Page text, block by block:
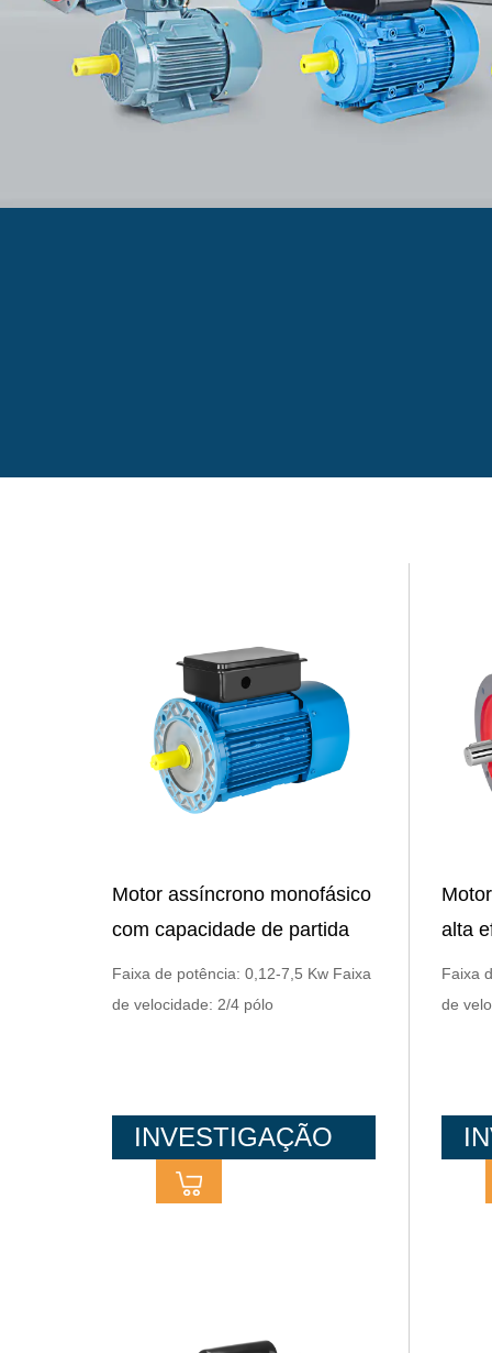
Motor assíncrono monofásico
com capacidade de partida
da série YC com concha
quadrada
Faixa de potência: 0,12-7,5 Kw Faixa
de velocidade: 2/4 pólo
INVESTIGAÇÃO
alta
Faixa
de